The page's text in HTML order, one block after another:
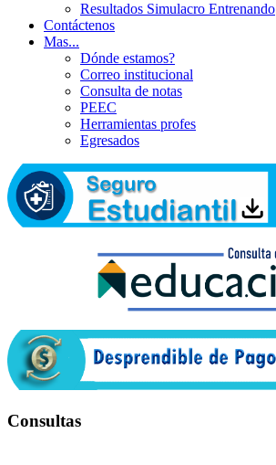
Resultados Simulacro Entrenando
Contáctenos
Mas...
Dónde estamos?
Correo institucional
Consulta de notas
PEEC
Herramientas profes
Egresados
Consultas